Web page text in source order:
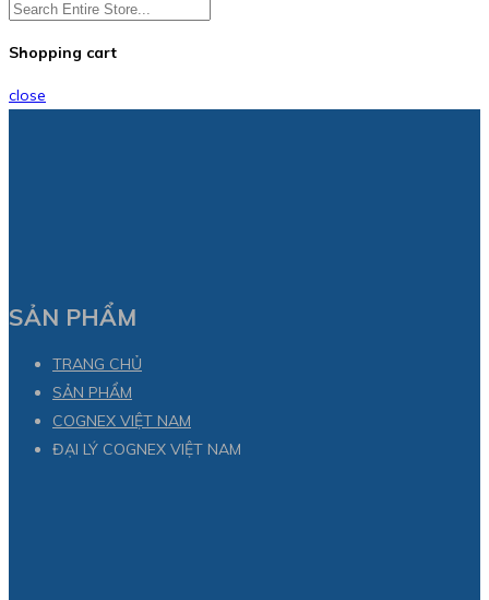
Shopping cart
close
SẢN PHẨM
TRANG CHỦ
SẢN PHẨM
COGNEX VIỆT NAM
ĐẠI LÝ COGNEX VIỆT NAM